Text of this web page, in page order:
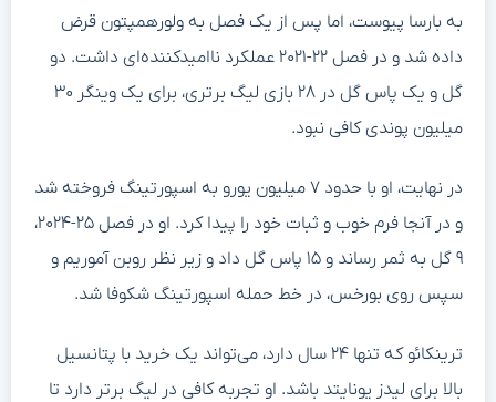
به بارسا پیوست، اما پس از یک فصل به ولورهمپتون قرض
داده شد و در فصل ۲۲-۲۰۲۱ عملکرد ناامیدکننده‌ای داشت. دو
گل و یک پاس گل در ۲۸ بازی لیگ برتری، برای یک وینگر ۳۰
میلیون پوندی کافی نبود.
در نهایت، او با حدود ۷ میلیون یورو به اسپورتینگ فروخته شد
و در آنجا فرم خوب و ثبات خود را پیدا کرد. او در فصل ۲۵-۲۰۲۴،
۹ گل به ثمر رساند و ۱۵ پاس گل داد و زیر نظر روبن آموریم و
سپس روی بورخس، در خط حمله اسپورتینگ شکوفا شد.
ترینکائو که تنها ۲۴ سال دارد، می‌تواند یک خرید با پتانسیل
بالا برای لیدز یونایتد باشد. او تجربه کافی در لیگ برتر دارد تا